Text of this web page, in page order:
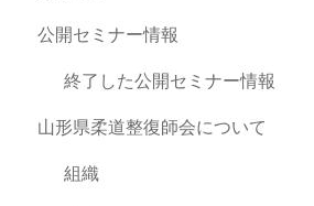
公開セミナー情報
終了した公開セミナー情報
山形県柔道整復師会について
組織